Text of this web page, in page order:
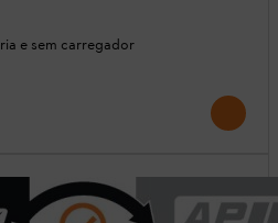
e sem carregador